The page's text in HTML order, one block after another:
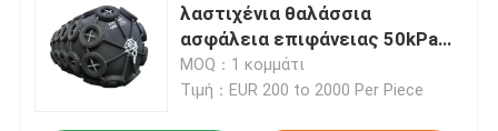
λαστιχένια θαλάσσια
ασφάλεια επιφάνειας 50kPa
κιγκλιδωμάτων ομαλή
MOQ：1 κομμάτι
Τιμή：EUR 200 to 2000 Per Piece